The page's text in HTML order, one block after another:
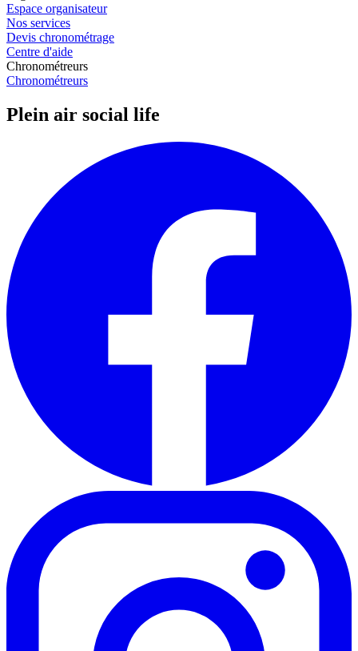
Espace organisateur
Nos services
Devis chronométrage
Centre d'aide
Chronométreurs
Chronométreurs
Plein air social life